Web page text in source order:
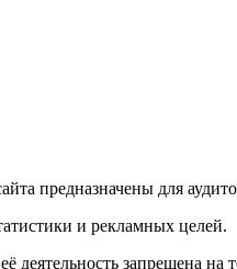
предназначены для
и рекламных целей.
деятельность запрещена на